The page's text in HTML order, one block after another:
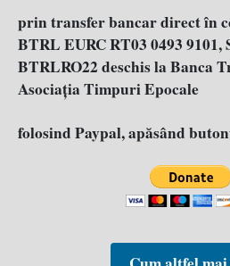
prin transfer bancar direct în
BTRL EURC RT03 0493 9101,
BTRLRO22 deschis la Banca
Asociația Timpuri Epocale
folosind Paypal, apăsând